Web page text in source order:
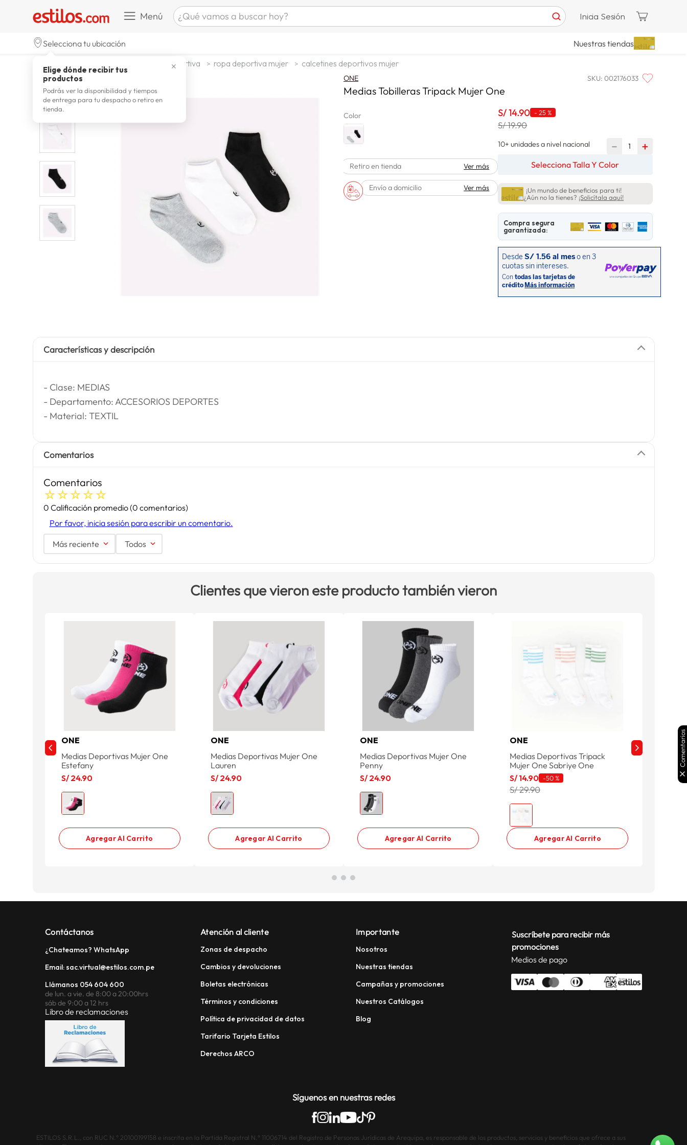
Menú ¿Qué vamos a buscar hoy?
celulares
. laptop
spiderman
10.
Inicia Sesión
Selecciona tu ubicación
✕
Elige dónde recibir tus
productos
Podrás ver la disponibilidad y tiempos
de entrega para tu despacho o retiro en
tienda.
Nuestras tiendas
ropa deportiva ropa deportiva mujer calcetines deportivos mujer
ONE SKU: 002176033
Medias Tobilleras Tripack Mujer One
Color
Retiro en tienda Ver más
Envío a domicilio Ver más
S/14.90 -25 %
S/ 19.90
10+ unidades a nivel nacional ＋
－
Selecciona Talla Y Color
¡Un mundo de beneficios para ti!
¿Aún no la tienes? ¡Solicítala aquí!
Compra segura
garantizada:
Características y descripción
- Clase: MEDIAS
- Departamento: ACCESORIOS DEPORTES
- Material: TEXTIL
Comentarios
Comentarios
☆☆☆☆☆
0 Calificación promedio(0 comentarios)
Por favor, inicia sesión para escribir un comentario.
Más reciente Todos
Clientes que vieron este producto también vieron
ONE
Medias Deportivas Mujer One
Estefany
S/ 24.90
Agregar Al Carrito
ONE
Medias Deportivas Mujer One
Lauren
S/ 24.90
Agregar Al Carrito
ONE
Medias Deportivas Mujer One
Penny
S/ 24.90
Agregar Al Carrito
ONE
Medias Deportivas Tripack
Mujer One Sabriye One
S/ 14.90 -50 %
S/ 29.90
Agregar Al Carrito
Mujer
Contáctanos
¿Chateamos? WhatsApp
Email: sac.virtual@estilos.com.pe
Llámanos 054 604 600
de lun. a vie. de 8:00 a 20:00hrs
sáb de 9:00 a 12 hrs
Libro de reclamaciones
Atención al cliente
Zonas de despacho
Cambios y devoluciones
Boletas electrónicas
Términos y condiciones
Política de privacidad de datos
Tarifario Tarjeta Estilos
Derechos ARCO
Importante
Nosotros
Nuestras tiendas
Campañas y promociones
Nuestros Catálogos
Blog
Suscríbete para recibir más
promociones
Medios de pago
Síguenos en nuestras redes
ESTILOS S.R.L., con RUC N.° 20100199158 e inscrita en la Partida Registral N.° 11006714 del Registro de Personas Jurídicas de Arequipa, es responsable de los productos, servicios y beneficios que ofrece a sus
Comentarios